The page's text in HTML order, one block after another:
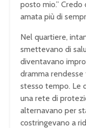
posto mio.” Credo
amata più di
Nel quartiere,
smettevano di
diventavano
dramma
stesso tempo. Le
una rete di
alternavano per
costringevano a